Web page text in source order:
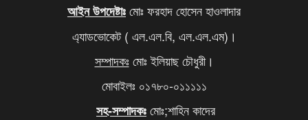
আবারও বাড়ল এলপি গ্যাসের দাম
দিল্লিতে থাকা আপনার বোনকে বাংলাদেশে ফেরত পাঠান,
মোদিকে ওয়াইসির কড়া হুঁশিয়ারি
আইন উপদেষ্টাঃমোঃ ফরহাদ হোসেন হাওলাদার
এ্যাডভোকেট ( এল.এল.বি, এল.এল.এম)।
সম্পাদকঃ মোঃ ইলিয়াছ চৌধুরী।
মোবাইলঃ ০১৭৮০-০১১১১১
সহ-সম্পাদকঃমোঃ;শাহিন কাদের